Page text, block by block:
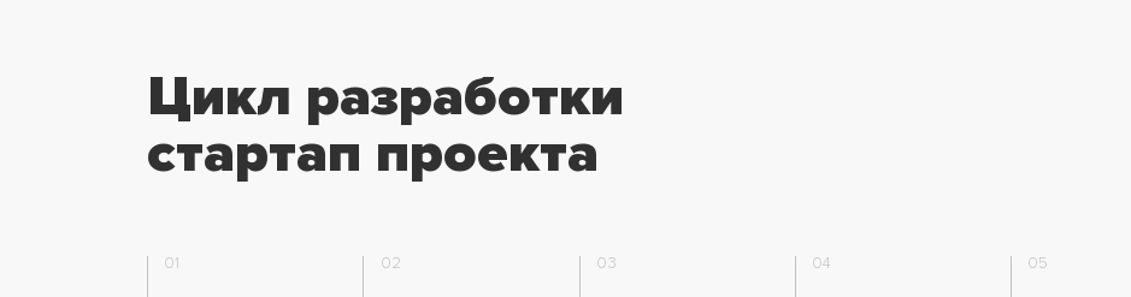
Цикл разработки
стартап проекта
01 02 03 04 05